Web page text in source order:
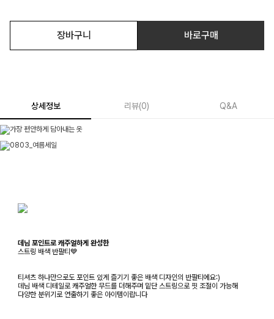
장바구니 바로구매
상세정보 리뷰(0) Q&A
데님 포인트로 캐주얼하게 완성한
스트링 배색 반팔티💙
티셔츠 하나만으로도 포인트 있게 즐기기 좋은 배색 디자인의 반팔티에요:)
데님 배색 디테일로 캐주얼한 무드를 더해주며 밑단 스트링으로 핏 조절이 가능해
다양한 분위기로 연출하기 좋은 아이템이랍니다